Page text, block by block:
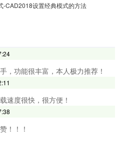
-CAD2018设置经典模式的方法
，功能很丰富，本人极力推荐！
速度很快，很方便！
！！！